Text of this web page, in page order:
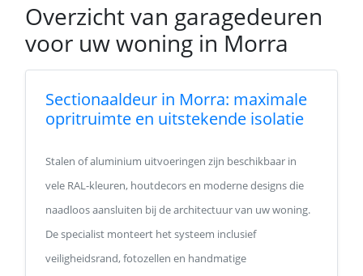
Overzicht van garagedeuren
voor uw woning in Morra
Sectionaaldeur in Morra: maximale
opritruimte en uitstekende isolatie
Stalen of aluminium uitvoeringen zijn beschikbaar in
vele RAL-kleuren, houtdecors en moderne designs die
naadloos aansluiten bij de architectuur van uw woning.
De specialist monteert het systeem inclusief
veiligheidsrand, fotozellen en handmatige